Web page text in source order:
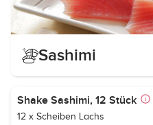
Sashimi
Shake Sashimi, 12 Stück
12 x Scheiben Lachs